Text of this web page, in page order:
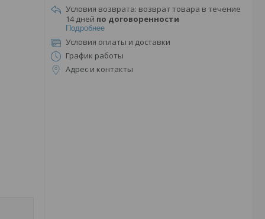
возврат товара в течение
14 дней по договоренности
Подробнее
Условия оплаты и доставки
График работы
Адрес и контакты